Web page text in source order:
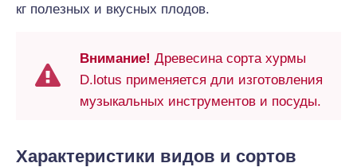
кг полезных и вкусных плодов.
Внимание! Древесина сорта хурмы
D.lotus применяется дли изготовления
музыкальных инструментов и посуды.
Характеристики видов и сортов